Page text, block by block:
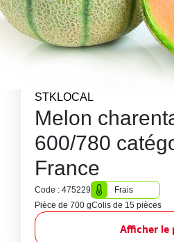
STKLOCAL
Melon
600/780
France
Code : 475229
Frais
Pièce de 700 gColis de 15 pièces
Afficher le